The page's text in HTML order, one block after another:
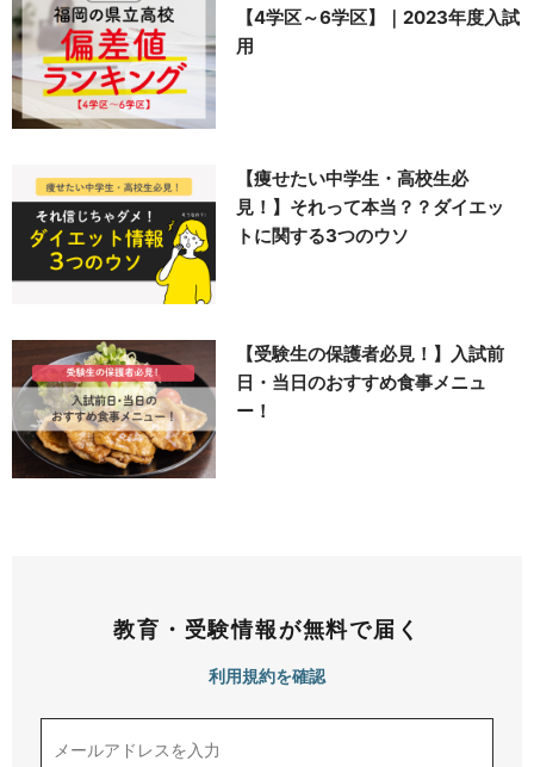
【4学区～6学区】｜2023年度入試
用
【痩せたい中学生・高校生必
見！】それって本当？？ダイエッ
トに関する3つのウソ
【受験生の保護者必見！】入試前
日・当日のおすすめ食事メニュ
ー！
教育・受験情報が無料で届く
利用規約を確認